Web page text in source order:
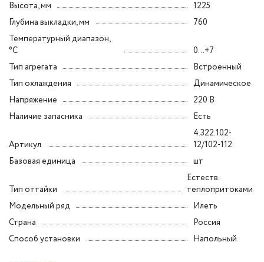
Высота, мм
1225
Глубина выкладки, мм
760
Температурный диапазон,
°C
0...+7
Тип агрегата
Встроенный
Тип охлаждения
Динамическое
Напряжение
220 В
Наличие запасника
Есть
Артикул
4.322.102-
12/102-112
Базовая единица
шт
Тип оттайки
Естеств.
теплопритоками
Модельный ряд
Илеть
Страна
Россия
Способ установки
Напольный